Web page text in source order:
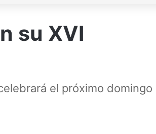
su XVI
el próximo domingo